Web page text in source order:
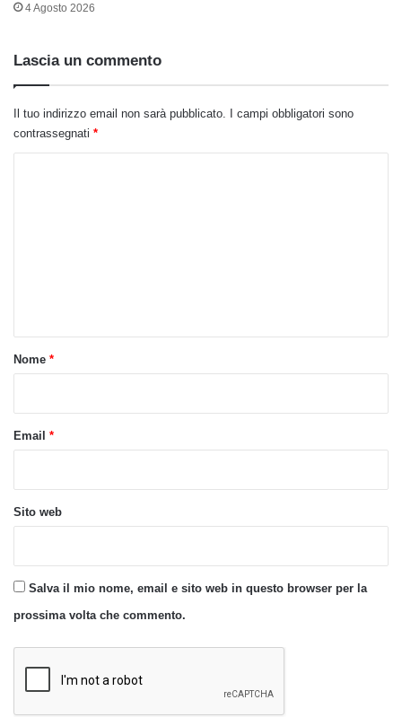
4 Agosto 2026
Lascia un commento
Il tuo indirizzo email non sarà pubblicato. I campi obbligatori sono
contrassegnati *
o
Nome *
Email *
Sito web
Salva il mio nome, email e sito web in questo browser per la
prossima volta che commento.